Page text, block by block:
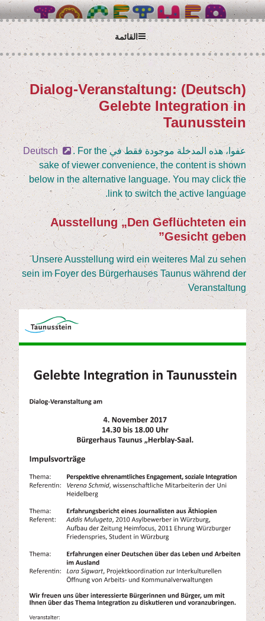
التجاوز
إلى
المحتوىBETTER TOGETHER
Wir alle sind Taunusstein
القائمة
نُشر
في
(Deutsch) Dia­log-Ver­an­stal­tung:
Geleb­te Inte­gra­ti­on in
Taunusstein
عفوا، هذه المدخلة موجودة فقط في Deutsch
. For the
sake of view­er con­ve­ni­ence, the con­tent is shown
below in the alter­na­ti­ve lan­guage. You may click the
link to switch the acti­ve language.
Aus­stel­lung„Den Geflüch­te­ten ein
Gesicht geben”
Unse­re Aus­stel­lung wird ein wei­te­res Mal zu sehen
sein im Foy­er des Bür­ger­hau­ses Tau­nus wäh­rend der
Veranstaltung